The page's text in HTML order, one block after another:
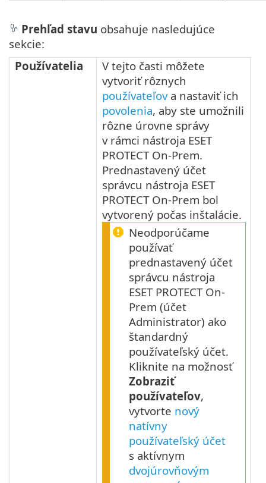
Prehľad stavu obsahuje nasledujúce
sekcie:
Používatelia
V tejto časti môžete
vytvoriť rôznych
používateľova nastaviť ich
povolenia, aby ste umožnili
rôzne úrovne správy
v rámci nástroja ESET
PROTECT On-Prem.
Prednastavený účet
správcu nástroja ESET
PROTECT On-Prem bol
vytvorený počas inštalácie.
Neodporúčame
používať
prednastavený účet
správcu nástroja
ESET PROTECT On-
Prem (účet
Administrator) ako
štandardný
používateľský účet.
Kliknite na možnosť
Zobraziť
používateľov,
vytvorte nový
natívny
používateľský účet
s aktívnym
dvojúrovňovým